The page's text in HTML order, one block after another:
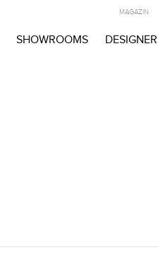
SHOWROOMS DESIGNER
MAGAZIN